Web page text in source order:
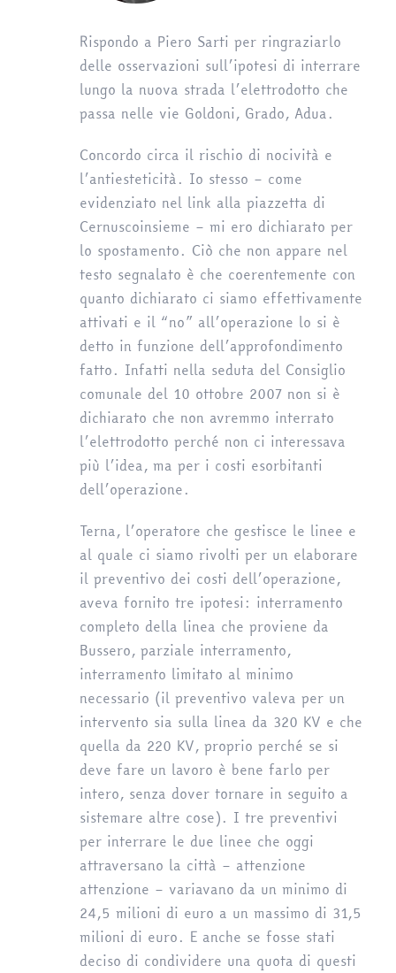
Rispondo a Piero Sarti per ringraziarlo
delle osservazioni sull’ipotesi di interrare
lungo la nuova strada l’elettrodotto che
passa nelle vie Goldoni, Grado, Adua.
Concordo circa il rischio di nocività e
l’antiesteticità. Io stesso – come
evidenziato nel link alla piazzetta di
Cernuscoinsieme – mi ero dichiarato per
lo spostamento. Ciò che non appare nel
testo segnalato è che coerentemente con
quanto dichiarato ci siamo effettivamente
attivati e il “no” all’operazione lo si è
detto in funzione dell’approfondimento
fatto. Infatti nella seduta del Consiglio
comunale del 10 ottobre 2007 non si è
dichiarato che non avremmo interrato
l’elettrodotto perché non ci interessava
più l’idea, ma per i costi esorbitanti
dell’operazione.
Terna, l’operatore che gestisce le linee e
al quale ci siamo rivolti per un elaborare
il preventivo dei costi dell’operazione,
aveva fornito tre ipotesi: interramento
completo della linea che proviene da
Bussero, parziale interramento,
interramento limitato al minimo
necessario (il preventivo valeva per un
intervento sia sulla linea da 320 KV e che
quella da 220 KV, proprio perché se si
deve fare un lavoro è bene farlo per
intero, senza dover tornare in seguito a
sistemare altre cose). I tre preventivi
per interrare le due linee che oggi
attraversano la città – attenzione
attenzione – variavano da un minimo di
24,5 milioni di euro a un massimo di 31,5
milioni di euro. E anche se fosse stati
deciso di condividere una quota di questi